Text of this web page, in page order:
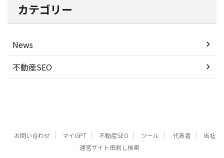
カテゴリー
News
不動産SEO
お問い合わせ マイGPT 不動産SEO ツール 代表者
当社
運営サイト串刺し検索